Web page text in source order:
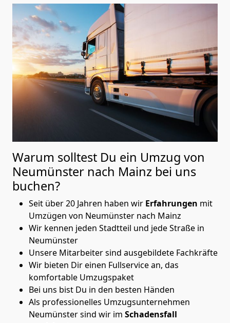
Warum solltest Du ein Umzug von
Neumünster nach Mainz bei uns
buchen?
Seit über 20 Jahren haben wir Erfahrungen mit
Umzügen von Neumünster nach Mainz
Wir kennen jeden Stadtteil und jede Straße in
Neumünster
Unsere Mitarbeiter sind ausgebildete Fachkräfte
Wir bieten Dir einen Fullservice an, das
komfortable Umzugspaket
Bei uns bist Du in den besten Händen
Als professionelles Umzugsunternehmen
Neumünster sind wir im Schadensfall